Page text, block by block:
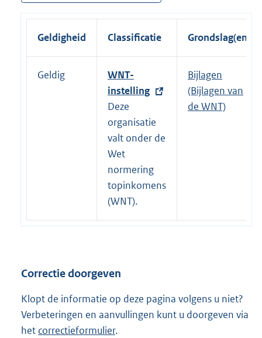
Geldigheid Classificatie Grondslag(en)
Geldig
E
x
t
e
r
n
e
l
i
n
WNT-
instelling
Deze
organisatie
valt onder de
Wet
normering
topinkomens
(WNT).
Bijlagen
(Bijlagen van
de WNT)
Correctie doorgeven
Klopt de informatie op deze pagina volgens u niet?
Verbeteringen en aanvullingen kunt u doorgeven via
het correctieformulier.